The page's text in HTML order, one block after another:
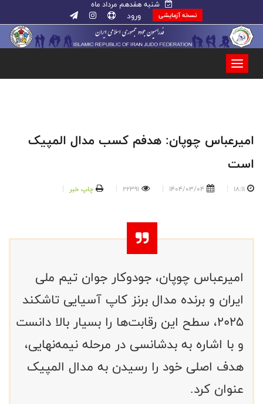
شنبه هفدهم مرداد ماه
نسخه آزمایشی ورود
امیرعباس چوپان: هدفم کسب مدال المپیک
است
18:11
1404/03/04
22391 چاپ خبر
امیرعباس چوپان، جودوکار جوان تیم ملی
ایران و برنده مدال برنز کاپ آسیایی تاشکند
۲۰۲۵، سطح این رقابت‌ها را بسیار بالا دانست
و با اشاره به بدشانسی در مرحله نیمه‌نهایی،
هدف اصلی خود را رسیدن به مدال المپیک
عنوان کرد.